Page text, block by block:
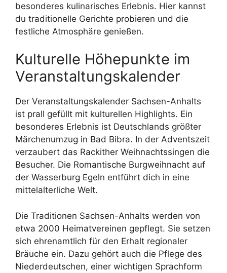
besonderes kulinarisches Erlebnis. Hier kannst
du traditionelle Gerichte probieren und die
festliche Atmosphäre genießen.
Kulturelle Höhepunkte im
Veranstaltungskalender
Der Veranstaltungskalender Sachsen-Anhalts
ist prall gefüllt mit kulturellen Highlights. Ein
besonderes Erlebnis ist Deutschlands größter
Märchenumzug in Bad Bibra. In der Adventszeit
verzaubert das Rackither Weihnachtssingen die
Besucher. Die Romantische Burgweihnacht auf
der Wasserburg Egeln entführt dich in eine
mittelalterliche Welt.
Die Traditionen Sachsen-Anhalts werden von
etwa 2000 Heimatvereinen gepflegt. Sie setzen
sich ehrenamtlich für den Erhalt regionaler
Bräuche ein. Dazu gehört auch die Pflege des
Niederdeutschen, einer wichtigen Sprachform